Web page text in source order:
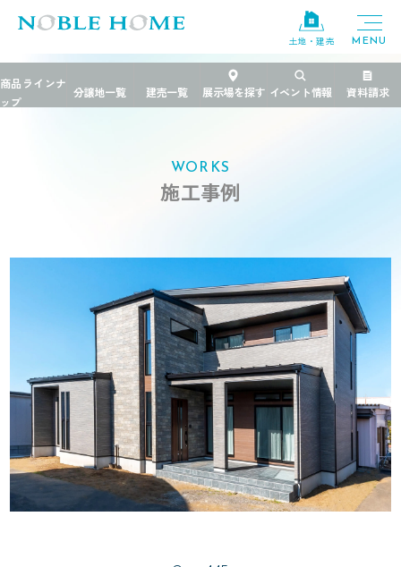
土地・建売
TOP 大人の空間を愉しむシックモダンの家
WORKS
施工事例